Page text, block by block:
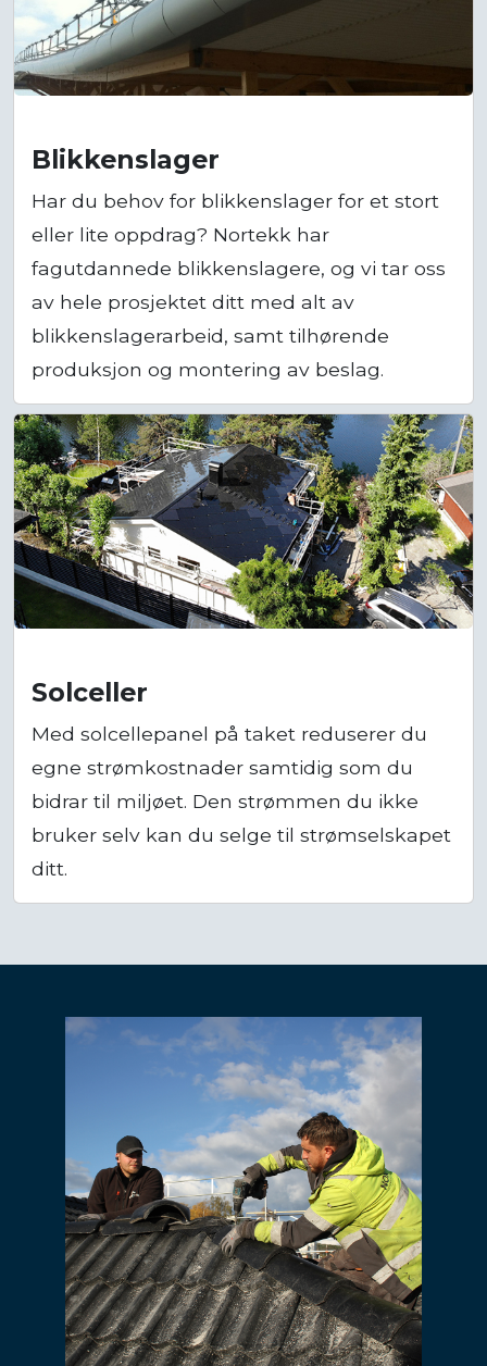
Blikkenslager
Har du behov for blikkenslager for et stort
eller lite oppdrag? Nortekk har
fagutdannede blikkenslagere, og vi tar oss
av hele prosjektet ditt med alt av
blikkenslagerarbeid, samt tilhørende
produksjon og montering av beslag.
Solceller
Med solcellepanel på taket reduserer du
egne strømkostnader samtidig som du
bidrar til miljøet. Den strømmen du ikke
bruker selv kan du selge til strømselskapet
ditt.